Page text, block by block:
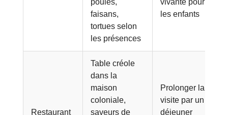
faisans,
tortues selon
les présences
les enfants
Restaurant
Table créole
dans la
maison
coloniale,
saveurs de
Prolonger la
visite par un
déjeuner